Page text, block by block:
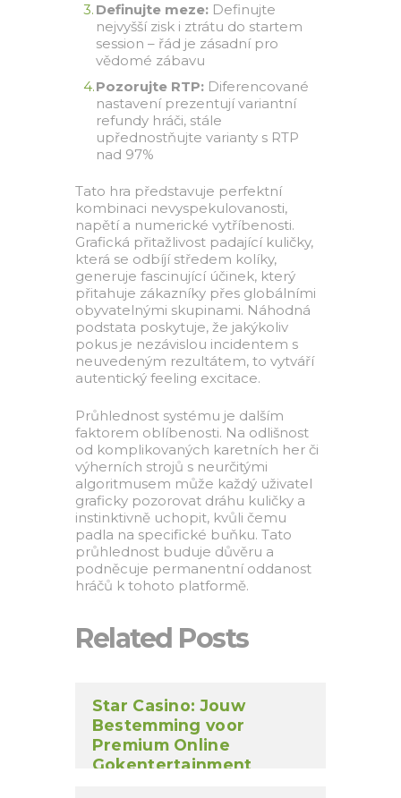
Definujte meze:Definujte
nejvyšší zisk i ztrátu do startem
session – řád je zásadní pro
vědomé zábavu
Pozorujte RTP:Diferencované
nastavení prezentují variantní
refundy hráči, stále
upřednostňujte varianty s RTP
nad 97%
Tato hra představuje perfektní
kombinaci nevyspekulovanosti,
napětí a numerické vytříbenosti.
Grafická přitažlivost padající kuličky,
která se odbíjí středem kolíky,
generuje fascinující účinek, který
přitahuje zákazníky přes globálními
obyvatelnými skupinami. Náhodná
podstata poskytuje, že jakýkoliv
pokus je nezávislou incidentem s
neuvedeným rezultátem, to vytváří
autentický feeling excitace.
Průhlednost systému je dalším
faktorem oblíbenosti. Na odlišnost
od komplikovaných karetních her či
výherních strojů s neurčitými
algoritmusem může každý uživatel
graficky pozorovat dráhu kuličky a
instinktivně uchopit, kvůli čemu
padla na specifické buňku. Tato
průhlednost buduje důvěru a
podněcuje permanentní oddanost
hráčů k tohoto platformě.
Related Posts
Star Casino: Jouw
Bestemming voor
Premium Online
Gokentertainment